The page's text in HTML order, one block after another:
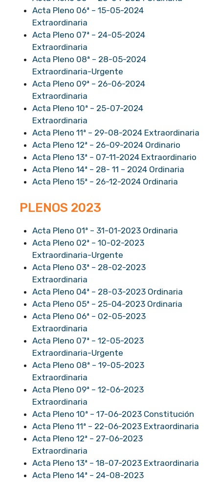
Acta Pleno 06ª – 15-05-2024
Extraordinaria
Acta Pleno 07ª – 24-05-2024
Extraordinaria
Acta Pleno 08ª – 28-05-2024
Extraordinaria-Urgente
Acta Pleno 09ª – 26-06-2024
Extraordinaria
Acta Pleno 10ª – 25-07-2024
Extraordinaria
Acta Pleno 11ª – 29-08-2024 Extraordinaria
Acta Pleno 12ª – 26-09-2024 Ordinario
Acta Pleno 13ª – 07-11-2024 Extraordinario
Acta Pleno 14ª – 28- 11 – 2024 Ordinaria
Acta Pleno 15ª – 26-12-2024 Ordinaria
PLENOS 2023
Acta Pleno 01ª – 31-01-2023 Ordinaria
Acta Pleno 02ª – 10-02-2023
Extraordinaria-Urgente
Acta Pleno 03ª – 28-02-2023
Extraordinaria
Acta Pleno 04ª – 28-03-2023 Ordinaria
Acta Pleno 05ª – 25-04-2023 Ordinaria
Acta Pleno 06ª – 02-05-2023
Extraordinaria
Acta Pleno 07ª – 12-05-2023
Extraordinaria-Urgente
Acta Pleno 08ª – 19-05-2023
Extraordinaria
Acta Pleno 09ª – 12-06-2023
Extraordinaria
Acta Pleno 10ª – 17-06-2023 Constitución
Acta Pleno 11ª – 22-06-2023 Extraordinaria
Acta Pleno 12ª – 27-06-2023
Extraordinaria
Acta Pleno 13ª – 18-07-2023 Extraordinaria
Acta Pleno 14ª – 24-08-2023